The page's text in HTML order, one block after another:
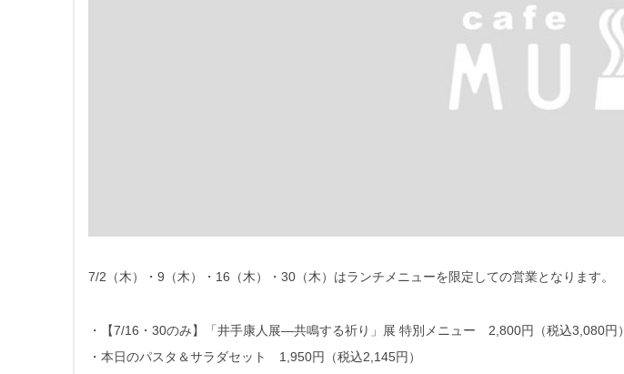
7/2（木）・9（木）・16（木）・30（木）はランチメニューを限定しての営業となります。
・【7/16・30のみ】「井手康人展―共鳴する祈り」展 特別メニュー 2,800円（税込3,080円）
・本日のパスタ＆サラダセット 1,950円（税込2,145円）